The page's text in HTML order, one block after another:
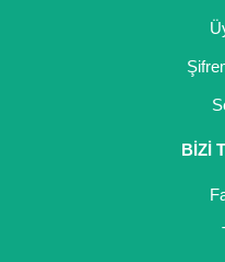
BİZİ